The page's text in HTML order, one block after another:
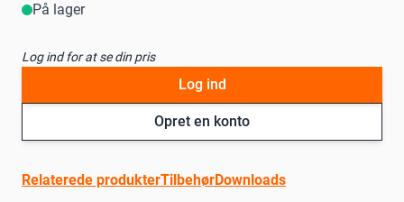
På lager
Log ind for at se din pris
Opret en konto
Log ind
Relaterede produkterTilbehørDownloads